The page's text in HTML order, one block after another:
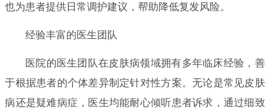
也为患者提供日常调护建议，帮助降低复发风险。
经验丰富的医生团队
医院的医生团队在皮肤病领域拥有多年临床经验，善
于根据患者的个体差异制定针对性方案。无论是常见皮肤
病还是疑难病症，医生均能耐心倾听患者诉求，通过细致